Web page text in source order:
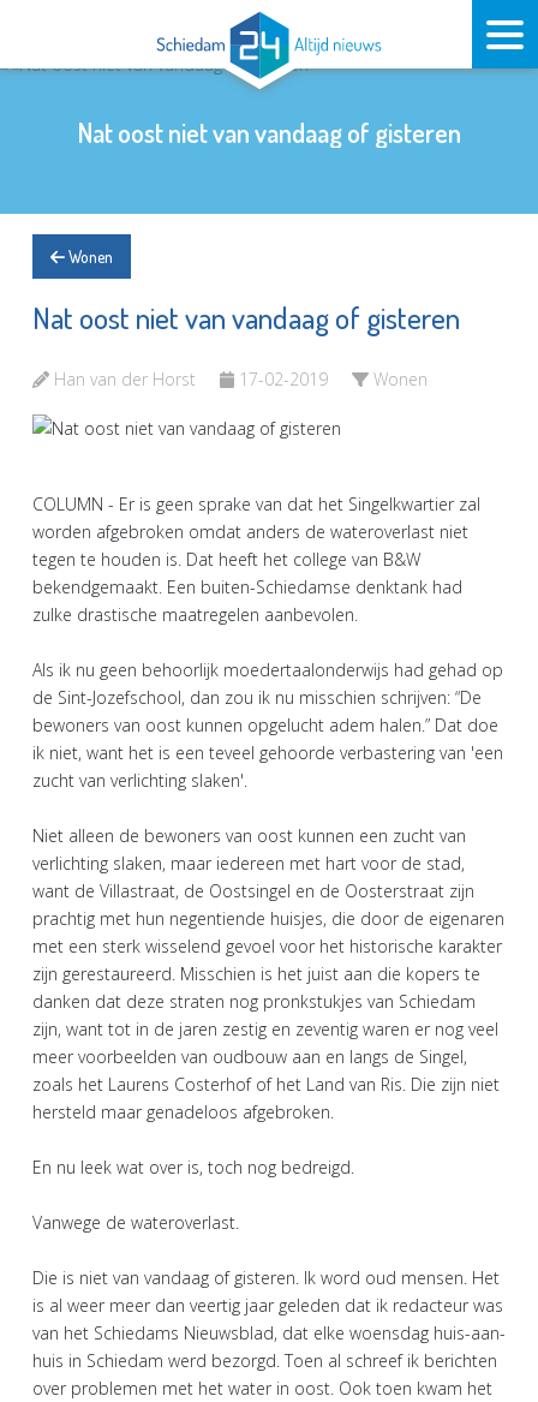
Nat oost niet van vandaag of gisteren
Wonen
Nat oost niet van vandaag of gisteren
Han van der Horst 17-02-2019 Wonen
COLUMN - Er is geen sprake van dat het Singelkwartier zal
worden afgebroken omdat anders de wateroverlast niet
tegen te houden is. Dat heeft het college van B&W
bekendgemaakt. Een buiten-Schiedamse denktank had
zulke drastische maatregelen aanbevolen.
Als ik nu geen behoorlijk moedertaalonderwijs had gehad op
de Sint-Jozefschool, dan zou ik nu misschien schrijven: “De
bewoners van oost kunnen opgelucht adem halen.” Dat doe
ik niet, want het is een teveel gehoorde verbastering van 'een
zucht van verlichting slaken'.
Niet alleen de bewoners van oost kunnen een zucht van
verlichting slaken, maar iedereen met hart voor de stad,
want de Villastraat, de Oostsingel en de Oosterstraat zijn
prachtig met hun negentiende huisjes, die door de eigenaren
met een sterk wisselend gevoel voor het historische karakter
zijn gerestaureerd. Misschien is het juist aan die kopers te
danken dat deze straten nog pronkstukjes van Schiedam
zijn, want tot in de jaren zestig en zeventig waren er nog veel
meer voorbeelden van oudbouw aan en langs de Singel,
zoals het Laurens Costerhof of het Land van Ris. Die zijn niet
hersteld maar genadeloos afgebroken.
En nu leek wat over is, toch nog bedreigd.
Vanwege de wateroverlast.
Die is niet van vandaag of gisteren. Ik word oud mensen. Het
is al weer meer dan veertig jaar geleden dat ik redacteur was
van het Schiedams Nieuwsblad, dat elke woensdag huis-aan-
huis in Schiedam werd bezorgd. Toen al schreef ik berichten
over problemen met het water in oost. Ook toen kwam het